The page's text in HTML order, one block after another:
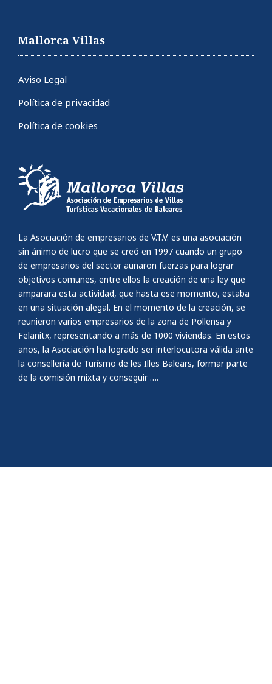
Mallorca Villas
Aviso Legal
Política de privacidad
Política de cookies
La Asociación de empresarios de V.T.V. es una asociación
sin ánimo de lucro que se creó en 1997 cuando un grupo
de empresarios del sector aunaron fuerzas para lograr
objetivos comunes, entre ellos la creación de una ley que
amparara esta actividad, que hasta ese momento, estaba
en una situación alegal. En el momento de la creación, se
reunieron varios empresarios de la zona de Pollensa y
Felanitx, representando a más de 1000 viviendas. En estos
años, la Asociación ha logrado ser interlocutora válida ante
la consellería de Turísmo de les Illes Balears, formar parte
de la comisión mixta y conseguir ….